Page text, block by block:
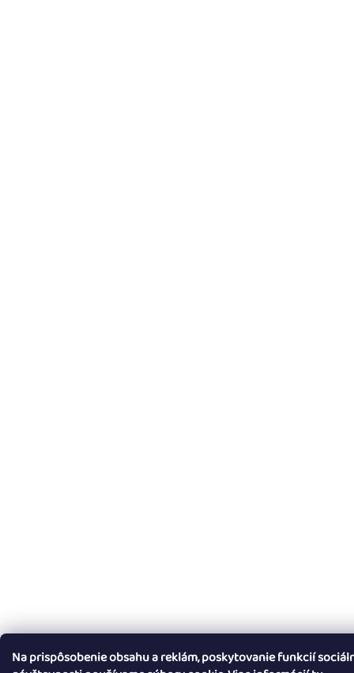
Na prispôsobenie obsahu a reklám, poskytovanie funkcií